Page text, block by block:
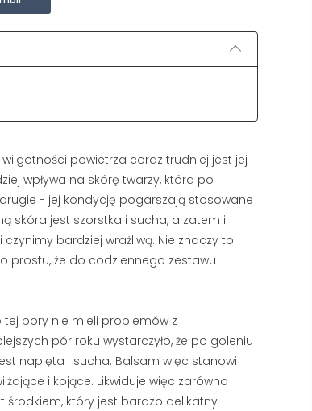
wyświetlenia
W większości
Pierwsze linie na czole i
łapki to nie powód do
powietrza coraz trudniej jest jej
wpływa na skórę twarzy, która po
- jej kondycję pogarszają stosowane
skóra jest szorstka i sucha, a zatem i
bardziej wrażliwą. Nie znaczy to
prostu, że do codziennego zestawu
tej pory nie mieli problemów z
pór roku wystarczyło, że po goleniu
napięta i sucha. Balsam więc stanowi
i kojące. Likwiduje więc zarówno
środkiem, który jest bardzo delikatny –